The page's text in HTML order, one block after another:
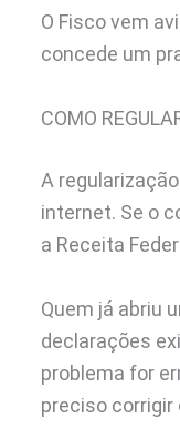
O Fisco vem
concede um
COMO
A
internet. Se o
a Receita
Quem já abriu
declarações
problema for
preciso